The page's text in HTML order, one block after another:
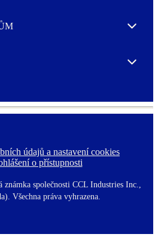
Expand
Expand
F
o
t
e
údajů a nastavení cookies
o přístupnosti
známka společnosti CCL Industries Inc.,
Všechna práva vyhrazena.